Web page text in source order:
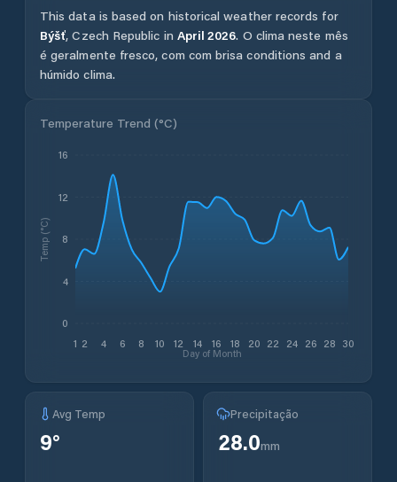
This data is based on historical weather records for
Býšť, Czech Republic in April 2026. O clima neste mês
é geralmente fresco, com com brisa conditions and a
húmido clima.
Temperature Trend (°C)
1 2 4 6 8 10 12 14 16 18 20 22 24 26 28 30
Day of Month
0
4
8
12
16
Temp (°C)
Avg Temp
9°
Precipitação
28.0mm